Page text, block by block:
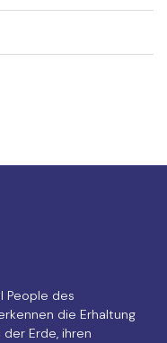
People des
die Erhaltung
Erde, ihren